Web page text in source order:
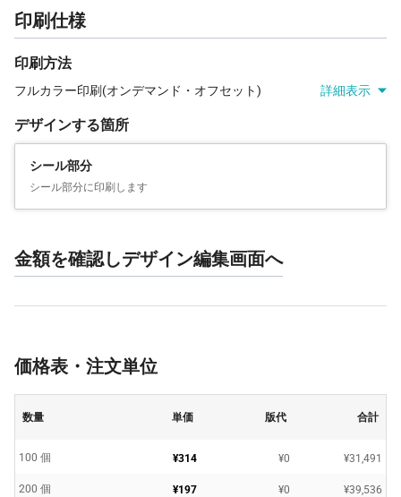
印刷仕様
印刷方法
フルカラー印刷(オンデマンド・オフセット) 詳細表示
デザインする箇所
シール部分
シール部分に印刷します
金額を確認しデザイン編集画面へ
価格表・注文単位
数量 単価 版代 合計
100 個 ¥314 ¥0 ¥31,491
200 個 ¥197 ¥0 ¥39,536